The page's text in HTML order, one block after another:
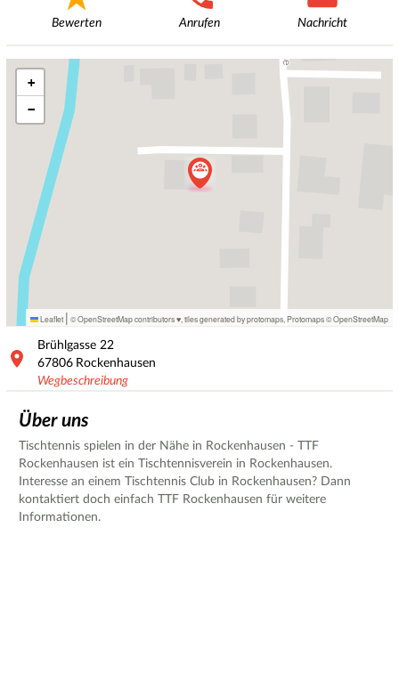
Bewerten Anrufen Nachricht
+
−
Leaflet | © OpenStreetMap contributors ♥, tiles generated by protomaps Protomaps©OpenStreetMap
Brühlgasse 22
67806 Rockenhausen
Wegbeschreibung
Über uns
Tischtennis spielen in der Nähe in Rockenhausen - TTF
Rockenhausen ist ein Tischtennisverein in Rockenhausen.
Interesse an einem Tischtennis Club in Rockenhausen? Dann
kontaktiert doch einfach TTF Rockenhausen für weitere
Informationen.